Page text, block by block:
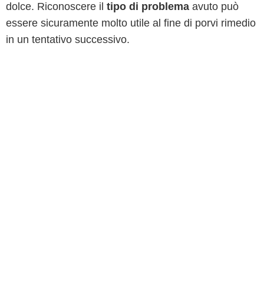
dolce. Riconoscere il tipo di problema avuto può
essere sicuramente molto utile al fine di porvi rimedio
in un tentativo successivo.